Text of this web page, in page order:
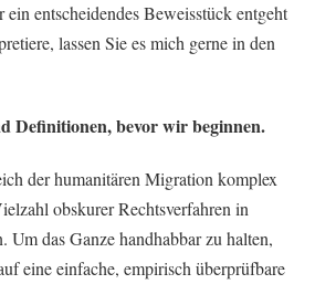
entscheidendes Beweisstück entgeht
lassen Sie es mich gerne in den
Definitionen, bevor wir beginnen.
der humanitären Migration komplex
obskurer Rechtsverfahren in
Um das Ganze handhabbar zu halten,
eine einfache, empirisch überprüfbare